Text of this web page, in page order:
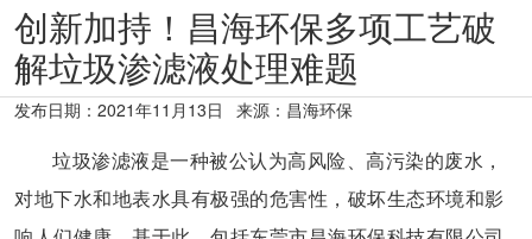
创新加持！昌海环保多项工艺破
解垃圾渗滤液处理难题
发布日期： 2021年11月13日 来源：昌海环保
垃圾渗滤液是一种被公认为高风险、高污染的废水，
对地下水和地表水具有极强的危害性，破坏生态环境和影